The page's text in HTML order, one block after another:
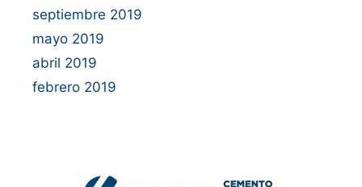
septiembre 2019
mayo 2019
abril 2019
febrero 2019